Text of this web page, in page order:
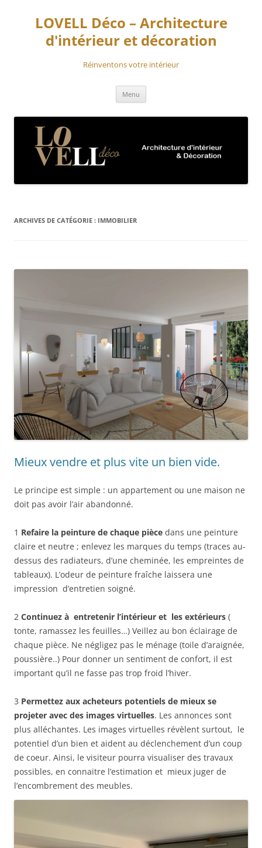
contenuLOVELL Déco – Architecture
d'intérieur et décoration
Réinventons votre intérieur
Menu
ARCHIVES DE CATÉGORIE : IMMOBILIER
Mieux vendre et plus vite un bien vide.
Le principe est simple : un appartement ou une maison ne
doit pas avoir l’air abandonné.
1 Refaire la peinture de chaque pièce dans une peinture
claire et neutre ; enlevez les marques du temps (traces au-
dessus des radiateurs, d’une cheminée, les empreintes de
tableaux). L’odeur de peinture fraîche laissera une
impression d’entretien soigné.
2 Continuez à entretenir l’intérieur et les extérieurs (
tonte, ramassez les feuilles…) Veillez au bon éclairage de
chaque pièce. Ne négligez pas le ménage (toile d’araignée,
poussière..) Pour donner un sentiment de confort, il est
important qu’il ne fasse pas trop froid l’hiver.
3 Permettez aux acheteurs potentiels de mieux se
projeter avec des images virtuelles. Les annonces sont
plus alléchantes. Les images virtuelles révèlent surtout, le
potentiel d’un bien et aident au déclenchement d’un coup
de coeur. Ainsi, le visiteur pourra visualiser des travaux
possibles, en connaitre l’estimation et mieux juger de
l’encombrement des meubles.